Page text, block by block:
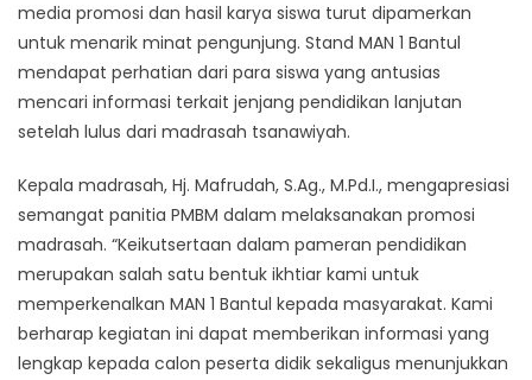
media promosi dan hasil karya siswa turut dipamerkan
untuk menarik minat pengunjung. Stand MAN 1 Bantul
mendapat perhatian dari para siswa yang antusias
mencari informasi terkait jenjang pendidikan lanjutan
setelah lulus dari madrasah tsanawiyah.
Kepala madrasah, Hj. Mafrudah, S.Ag., M.Pd.I., mengapresiasi
semangat panitia PMBM dalam melaksanakan promosi
madrasah. “Keikutsertaan dalam pameran pendidikan
merupakan salah satu bentuk ikhtiar kami untuk
memperkenalkan MAN 1 Bantul kepada masyarakat. Kami
berharap kegiatan ini dapat memberikan informasi yang
lengkap kepada calon peserta didik sekaligus menunjukkan